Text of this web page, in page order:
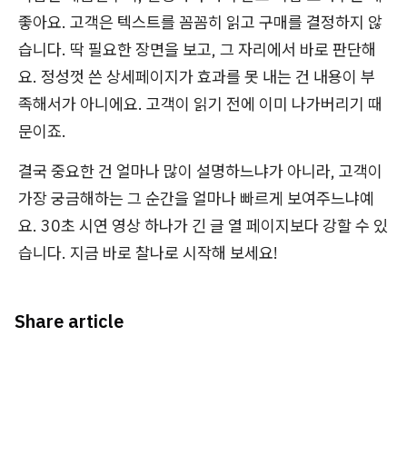
좋아요. 고객은 텍스트를 꼼꼼히 읽고 구매를 결정하지 않
습니다. 딱 필요한 장면을 보고, 그 자리에서 바로 판단해
요. 정성껏 쓴 상세페이지가 효과를 못 내는 건 내용이 부
족해서가 아니에요. 고객이 읽기 전에 이미 나가버리기 때
문이죠.
결국 중요한 건 얼마나 많이 설명하느냐가 아니라, 고객이
가장 궁금해하는 그 순간을 얼마나 빠르게 보여주느냐예
요. 30초 시연 영상 하나가 긴 글 열 페이지보다 강할 수 있
습니다. 지금 바로 찰나로 시작해 보세요!
Share article